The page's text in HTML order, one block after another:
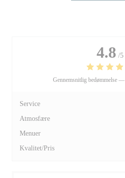
4.8 /5
Gennemsnitlig bedømmelse —
Service
Atmosfære
Menuer
Kvalitet/Pris